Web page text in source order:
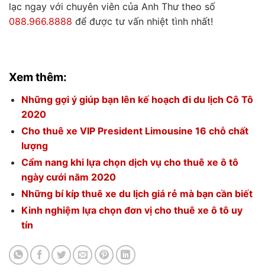
lạc ngay với chuyên viên của Anh Thư theo số
088.966.8888 để được tư vấn nhiệt tình nhất!
Xem thêm:
Những gợi ý giúp bạn lên kế hoạch đi du lịch Cô Tô
2020
Cho thuê xe VIP President Limousine 16 chỗ chất
lượng
Cẩm nang khi lựa chọn dịch vụ cho thuê xe ô tô
ngày cưới năm 2020
Những bí kíp thuê xe du lịch giá rẻ mà bạn cần biết
Kinh nghiệm lựa chọn đơn vị cho thuê xe ô tô uy
tín